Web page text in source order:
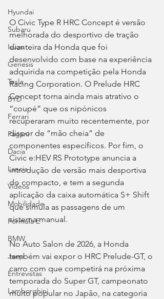
Hyundai
Subaru
Isuzu
Genesis
Tesla
BYD
Ferrari
Pagani
Dacia
Lancia
Videos
Mobilidade
Fórmula E
BMW
Jeep
Entrevistas
Lamborghini
O Civic Type R HRC Concept é versão
melhorada do desportivo de tração
dianteira da Honda que foi
desenvolvido com base na experiência
adquirida na competição pela Honda
Racing Corporation. O Prelude HRC
Concept torna ainda mais atrativo o
“coupé” que os nipónicos
recuperaram muito recentemente, por
dispor de “mão cheia” de
componentes específicos. Por fim, o
Civic e:HEV RS Prototype anuncia a
introdução de versão mais desportiva
do compacto, e tem a segunda
aplicação da caixa automática S+ Shift
que simula as passagens de um
sistema manual.
No Auto Salon de 2026, a Honda
também vai expor o HRC Prelude-GT, o
carro com que competirá na próxima
temporada do Super GT, campeonato
muito popular no Japão, na categoria